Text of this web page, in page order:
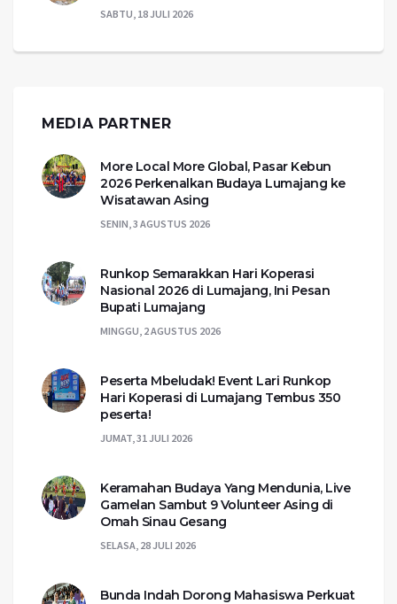
SABTU, 18 JULI 2026
MEDIA PARTNER
More Local More Global, Pasar Kebun
2026 Perkenalkan Budaya Lumajang ke
Wisatawan Asing
SENIN, 3 AGUSTUS 2026
Runkop Semarakkan Hari Koperasi
Nasional 2026 di Lumajang, Ini Pesan
Bupati Lumajang
MINGGU, 2 AGUSTUS 2026
Peserta Mbeludak! Event Lari Runkop
Hari Koperasi di Lumajang Tembus 350
peserta!
JUMAT, 31 JULI 2026
Keramahan Budaya Yang Mendunia, Live
Gamelan Sambut 9 Volunteer Asing di
Omah Sinau Gesang
SELASA, 28 JULI 2026
Bunda Indah Dorong Mahasiswa Perkuat